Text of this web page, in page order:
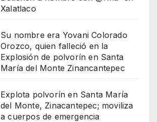
Xalatlaco
Su nombre era Yovani Colorado
Orozco, quien falleció en la
Explosión de polvorín en Santa
María del Monte Zinancantepec
Explota polvorín en Santa María
del Monte, Zinacantepec; moviliza
a cuerpos de emergencia